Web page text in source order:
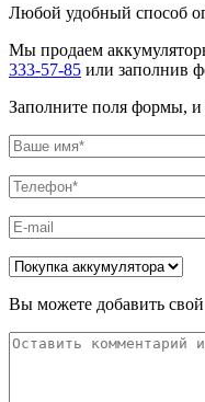
Любой удобный способ
Мы продаем
333-57-85 или заполнив
Заполните поля формы, и
Вы можете добавить